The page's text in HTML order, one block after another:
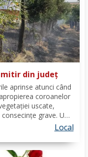
din județ
aprinse atunci când
coroanelor
uscate,
grave. Un
în cimitirul dinLocal